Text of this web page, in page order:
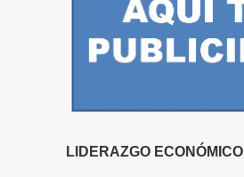
LIDERAZGO ECONÓMICO